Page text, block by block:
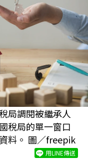
局調閱被繼承人
稅局的單一窗口
料。 圖／freepik
用LINE傳送